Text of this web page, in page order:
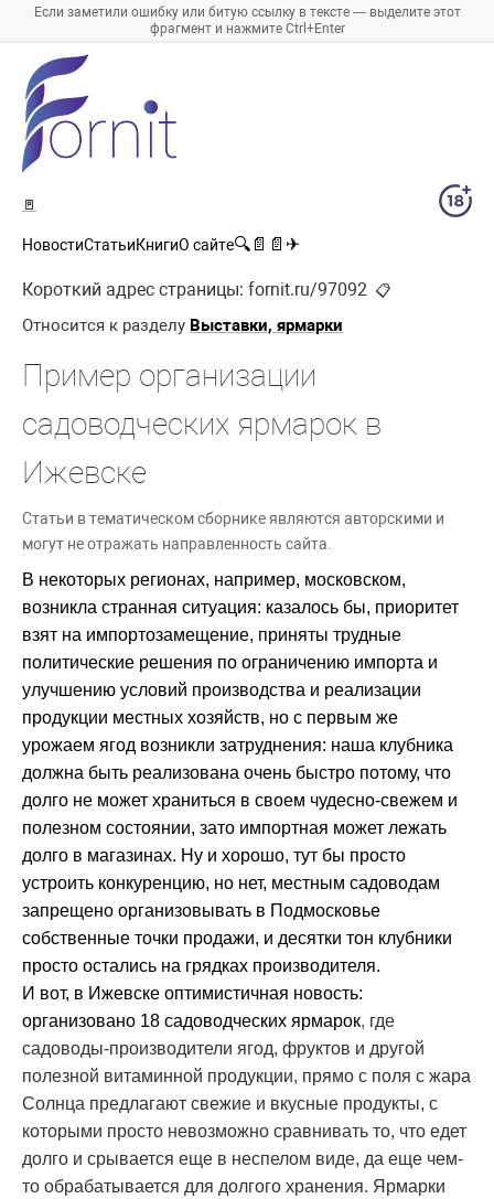
Если заметили ошибку или битую ссылку в тексте — выделите этот
фрагмент и нажмите Ctrl+Enter
🚪
НовостиСтатьиКнигиО сайте🔍 📄 📄 ✈
Короткий адрес страницы: fornit.ru/97092 📋
Относится к разделу Выставки, ярмарки
Пример организации
садоводческих ярмарок в
Ижевске
Статьи в тематическом сборнике являются авторскими и
могут не отражать направленность сайта.
В некоторых регионах, например, московском,
возникла странная ситуация: казалось бы, приоритет
взят на импортозамещение, приняты трудные
политические решения по ограничению импорта и
улучшению условий производства и реализации
продукции местных хозяйств, но с первым же
урожаем ягод возникли затруднения: наша клубника
должна быть реализована очень быстро потому, что
долго не может храниться в своем чудесно-свежем и
полезном состоянии, зато импортная может лежать
долго в магазинах. Ну и хорошо, тут бы просто
устроить конкуренцию, но нет, местным садоводам
запрещено организовывать в Подмосковье
собственные точки продажи, и десятки тон клубники
просто остались на грядках производителя.
И вот, в Ижевске оптимистичная новость:
организовано 18 садоводческих ярмарок, где
садоводы-производители ягод, фруктов и другой
полезной витаминной продукции, прямо с поля с жара
Солнца предлагают свежие и вкусные продукты, с
которыми просто невозможно сравнивать то, что едет
долго и срывается еще в неспелом виде, да еще чем-
то обрабатывается для долгого хранения. Ярмарки